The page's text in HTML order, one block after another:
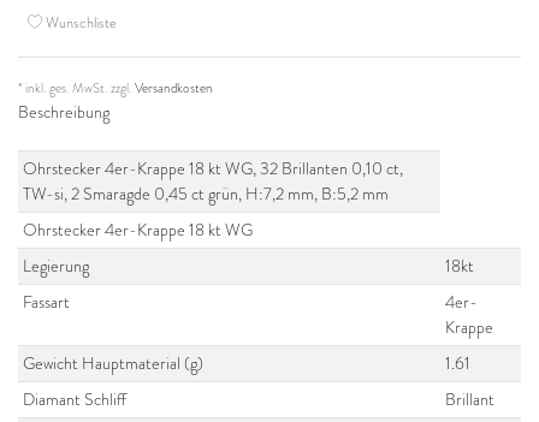
Wunschliste
* inkl. ges. MwSt. zzgl.Versandkosten
Beschreibung
Ohrstecker 4er-Krappe 18 kt WG, 32 Brillanten 0,10 ct,
TW-si, 2 Smaragde 0,45 ct grün, H:7,2 mm, B:5,2 mm
Ohrstecker 4er-Krappe 18 kt WG
Legierung
18kt
Fassart
4er-
Krappe
Gewicht Hauptmaterial (g)
1.61
Diamant Schliff
Brillant